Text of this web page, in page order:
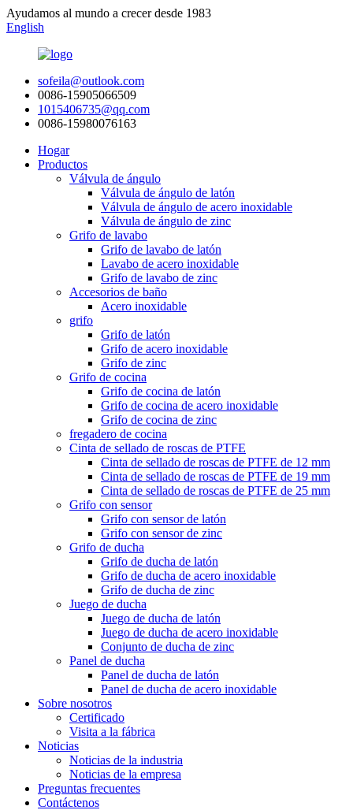
Ayudamos al mundo a crecer desde 1983
English
sofeila@outlook.com
0086-15905066509
1015406735@qq.com
0086-15980076163
Hogar
Productos
Válvula de ángulo
Válvula de ángulo de latón
Válvula de ángulo de acero inoxidable
Válvula de ángulo de zinc
Grifo de lavabo
Grifo de lavabo de latón
Lavabo de acero inoxidable
Grifo de lavabo de zinc
Accesorios de baño
Acero inoxidable
grifo
Grifo de latón
Grifo de acero inoxidable
Grifo de zinc
Grifo de cocina
Grifo de cocina de latón
Grifo de cocina de acero inoxidable
Grifo de cocina de zinc
fregadero de cocina
Cinta de sellado de roscas de PTFE
Cinta de sellado de roscas de PTFE de 12 mm
Cinta de sellado de roscas de PTFE de 19 mm
Cinta de sellado de roscas de PTFE de 25 mm
Grifo con sensor
Grifo con sensor de latón
Grifo con sensor de zinc
Grifo de ducha
Grifo de ducha de latón
Grifo de ducha de acero inoxidable
Grifo de ducha de zinc
Juego de ducha
Juego de ducha de latón
Juego de ducha de acero inoxidable
Conjunto de ducha de zinc
Panel de ducha
Panel de ducha de latón
Panel de ducha de acero inoxidable
Sobre nosotros
Certificado
Visita a la fábrica
Noticias
Noticias de la industria
Noticias de la empresa
Preguntas frecuentes
Contáctenos